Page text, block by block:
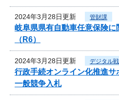
2024年3月28日更新 管財課
岐阜県県有自動車任意保険
（R6）
2024年3月28日更新 デジタル
行政手続オンライン化推進
一般競争入札